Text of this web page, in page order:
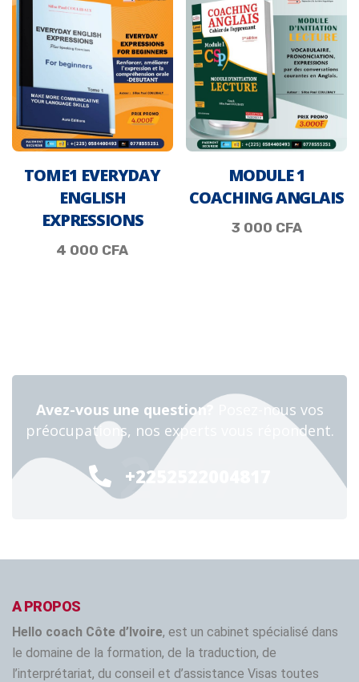
TOME1 EVERYDAY
ENGLISH
EXPRESSIONS
4 000 CFA
MODULE 1
COACHING ANGLAIS
3 000 CFA
Avez-vous une question?
Posez-nous vos
préocupations, nos experts vous répondent.
+2252522004817
24/7
A PROPOS
Hello coach Côte d’Ivoire, est un cabinet spécialisé dans
le domaine de la formation, de la traduction, de
l’interprétariat, du conseil et d’assistance Visas toutes